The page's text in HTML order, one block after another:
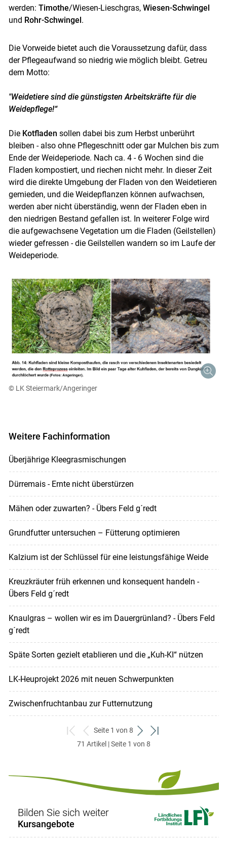
werden: Timothe/Wiesen-Lieschgras, Wiesen-Schwingel
und Rohr-Schwingel .
Die Vorweide bietet auch die Voraussetzung dafür, dass
der Pflegeaufwand so niedrig wie möglich bleibt. Getreu
dem Motto:
"Weidetiere sind die günstigsten Arbeitskräfte für die
Weidepflege!“
Die Kotfladen sollen dabei bis zum Herbst unberührt
bleiben - also ohne Pflegeschnitt oder gar Mulchen bis zum
Ende der Weideperiode. Nach ca. 4 - 6 Wochen sind die
Fladen kompostiert, und riechen nicht mehr. In dieser Zeit
wird die direkte Umgebung der Fladen von den Weidetieren
gemieden, und die Weidepflanzen können aufwachsen,
werden aber nicht überständig, wenn der Fladen eben in
den niedrigen Bestand gefallen ist. In weiterer Folge wird
die aufgewachsene Vegetation um die Fladen (Geilstellen)
wieder gefressen - die Geilstellen wandern so im Laufe der
Weideperiode.
© LK Steiermark/Angeringer
Weitere Fachinformation
Überjährige Kleegrasmischungen
Dürremais - Ernte nicht überstürzen
Mähen oder zuwarten? - Übers Feld g´redt
Grundfutter untersuchen – Fütterung optimieren
Kalzium ist der Schlüssel für eine leistungsfähige Weide
Kreuzkräuter früh erkennen und konsequent handeln -
Übers Feld g´redt
Knaulgras – wollen wir es im Dauergrünland? - Übers Feld
g´redt
Späte Sorten gezielt etablieren und die „Kuh-KI“ nützen
LK-Heuprojekt 2026 mit neuen Schwerpunkten
Zwischenfruchtanbau zur Futternutzung
zum
ersten
zurück
zum
Seite 1 von 8
weiter
zum
zum
71 Artikel | Seite 1 von 8
Bilden Sie sich weiter
Kursangebote